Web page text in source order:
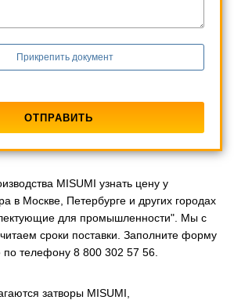
Прикрепить документ
MISUMI узнать цену у
в Москве, Петербурге и других городах
для промышленности". Мы с
сроки поставки. Заполните форму
телефону 8 800 302 57 56.
затворы MISUMI,